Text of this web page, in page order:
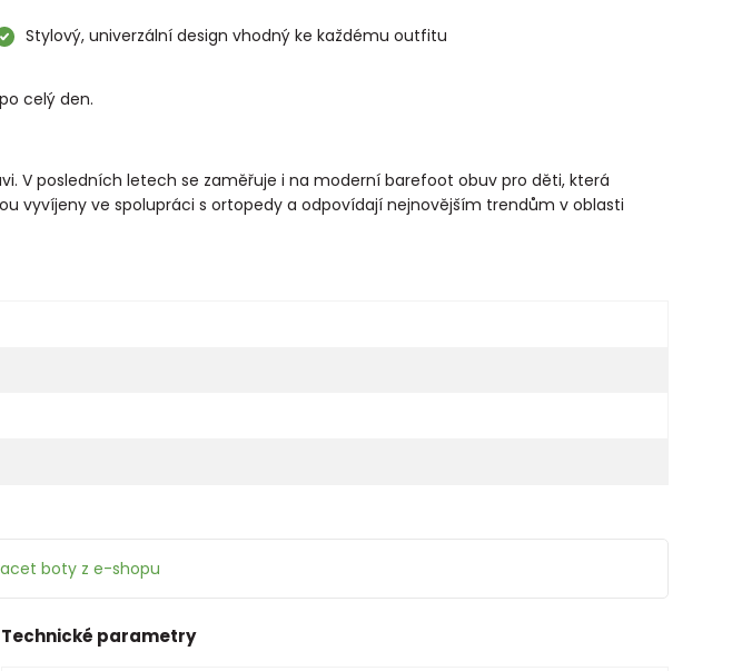
Stylový, univerzální design vhodný ke každému outfitu
celý den.
V posledních letech se zaměřuje i na moderní barefoot obuv pro děti, která
vyvíjeny ve spolupráci s ortopedy a odpovídají nejnovějším trendům v oblasti
boty z e-shopu
Technické parametry